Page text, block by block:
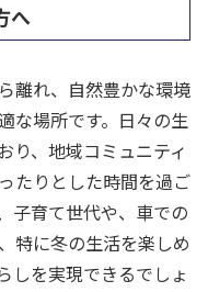
へ
離れ、自然豊かな環境
な場所です。日々の生
り、地域コミュニティ
たりとした時間を過ご
子育て世代や、車での
特に冬の生活を楽しめ
しを実現できるでしょ